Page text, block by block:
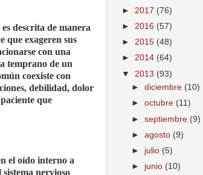
descrita de manera
que exageren sus
con una
temprano de un
coexiste con
debilidad, dolor
que
el oído interno a
nervioso
► 2017 (76)
► 2016 (57)
► 2015 (48)
► 2014 (64)
▼ 2013 (93)
►diciembre (10)
►octubre (11)
►septiembre (9)
►agosto (9)
► julio (5)
► junio (10)